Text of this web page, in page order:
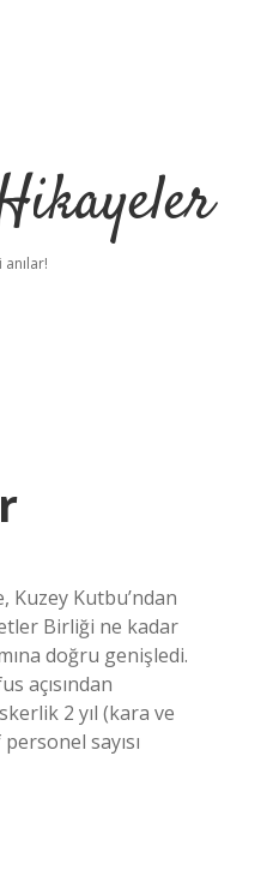
Kuzey Kutbu’ndan
Birliği ne kadar
doğru genişledi.
açısından
2 yıl (kara ve
sayısı